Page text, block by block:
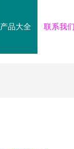
产品大全 联系我们